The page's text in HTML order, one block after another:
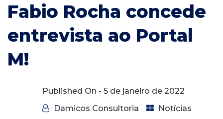
Fabio Rocha concede
entrevista ao Portal
M!
Published On - 5 de janeiro de 2022
Damicos Consultoria
Notícias